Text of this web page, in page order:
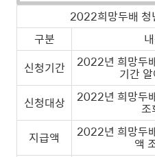
2022희망두배 청
구분
신청기간
2022년 희망두
기간
신청대상
2022년 희망두
지급액 2022년 희망두
액